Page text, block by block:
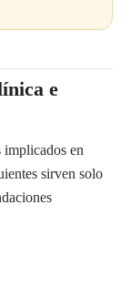
e
implicados en
sirven solo